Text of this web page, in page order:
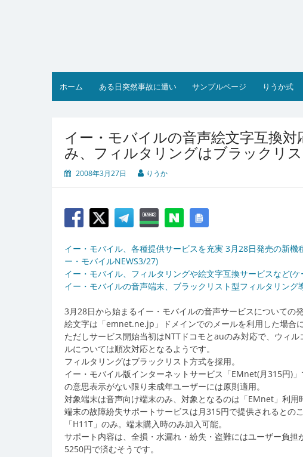
ホーム ある日突然事故に遭い サンプルページ りうか式
イー・モバイルの音声絵文字互換
み、フィルタリングはブラックリ
2008年3月27日 りうか
イー・モバイル、各種提供サービスを充実 3月28日発売の新機
ー・モバイルNEWS3/27)
イー・モバイル、フィルタリングや絵文字互換サービスなど(
イー・モバイルの音声端末、ブラックリスト型フィルタリン
3月28日から始まるイー・モバイルの音声サービスについての
絵文字は「emnet.ne.jp」ドメインでのメールを利用した場合
ただしサービス開始当初はNTTドコモとauのみ対応で、ウィ
ルについては順次対応となるようです。
フィルタリングはブラックリスト方式を採用。
イー・モバイル版インターネットサービス「EMnet(月315円)
の意思表示がない限り未成年ユーザーには原則適用。
対象端末は音声向け端末のみ、対象となるのは「EMnet」利用
端末の故障紛失サポートサービスは月315円で提供されるとの
「H11T」のみ。端末購入時のみ加入可能。
サポート内容は、全損・水漏れ・紛失・盗難にはユーザー負
5250円で済むそうです。